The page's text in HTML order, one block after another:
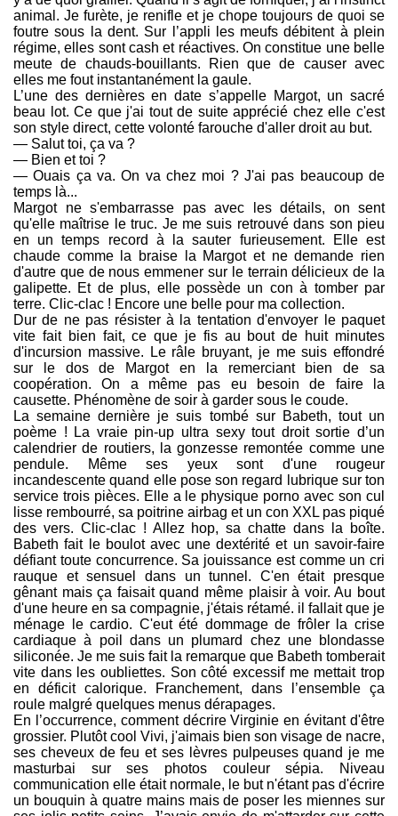
animal. Je furète, je renifle et je chope toujours de quoi se
foutre sous la dent. Sur l’appli les meufs débitent à plein
régime, elles sont cash et réactives. On constitue une belle
meute de chauds-bouillants. Rien que de causer avec
elles me fout instantanément la gaule.
L’une des dernières en date s’appelle Margot, un sacré
beau lot. Ce que j'ai tout de suite apprécié chez elle c'est
son style direct, cette volonté farouche d'aller droit au but.
— Salut toi, ça va ?
— Bien et toi ?
— Ouais ça va. On va chez moi ? J'ai pas beaucoup de
temps là...
Margot ne s'embarrasse pas avec les détails, on sent
qu'elle maîtrise le truc. Je me suis retrouvé dans son pieu
en un temps record à la sauter furieusement. Elle est
chaude comme la braise la Margot et ne demande rien
d'autre que de nous emmener sur le terrain délicieux de la
galipette. Et de plus, elle possède un con à tomber par
terre. Clic-clac ! Encore une belle pour ma collection.
Dur de ne pas résister à la tentation d'envoyer le paquet
vite fait bien fait, ce que je fis au bout de huit minutes
d'incursion massive. Le râle bruyant, je me suis effondré
sur le dos de Margot en la remerciant bien de sa
coopération. On a même pas eu besoin de faire la
causette. Phénomène de soir à garder sous le coude.
La semaine dernière je suis tombé sur Babeth, tout un
poème ! La vraie pin-up ultra sexy tout droit sortie d’un
calendrier de routiers, la gonzesse remontée comme une
pendule. Même ses yeux sont d'une rougeur
incandescente quand elle pose son regard lubrique sur ton
service trois pièces. Elle a le physique porno avec son cul
lisse rembourré, sa poitrine airbag et un con XXL pas piqué
des vers. Clic-clac ! Allez hop, sa chatte dans la boîte.
Babeth fait le boulot avec une dextérité et un savoir-faire
défiant toute concurrence. Sa jouissance est comme un cri
rauque et sensuel dans un tunnel. C'en était presque
gênant mais ça faisait quand même plaisir à voir. Au bout
d'une heure en sa compagnie, j'étais rétamé. il fallait que je
ménage le cardio. C'eut été dommage de frôler la crise
cardiaque à poil dans un plumard chez une blondasse
siliconée. Je me suis fait la remarque que Babeth tomberait
vite dans les oubliettes. Son côté excessif me mettait trop
en déficit calorique. Franchement, dans l’ensemble ça
roule malgré quelques menus dérapages.
En l’occurrence, comment décrire Virginie en évitant d'être
grossier. Plutôt cool Vivi, j'aimais bien son visage de nacre,
ses cheveux de feu et ses lèvres pulpeuses quand je me
masturbai sur ses photos couleur sépia. Niveau
communication elle était normale, le but n'étant pas d'écrire
un bouquin à quatre mains mais de poser les miennes sur